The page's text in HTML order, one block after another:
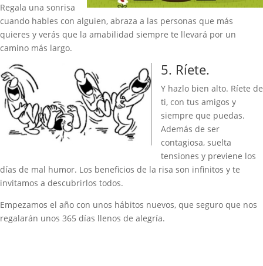
Regala una sonrisa
cuando hables con alguien, abraza a las personas que más
quieres y verás que la amabilidad siempre te llevará por un
camino más largo.
5. Ríete.
Y hazlo bien alto. Ríete de
ti, con tus amigos y
siempre que puedas.
Además de ser
contagiosa, suelta
tensiones y previene los
días de mal humor. Los beneficios de la risa son infinitos y te
invitamos a descubrirlos todos.
Empezamos el año con unos hábitos nuevos, que seguro que nos
regalarán unos 365 días llenos de alegría.